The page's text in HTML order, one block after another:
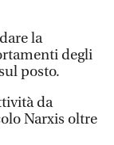
la
degli
posto.
da
Narxis oltre